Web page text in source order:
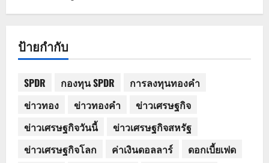
ป้ายกำกับ
SPDR กองทุน SPDR
การลงทุนทองคำ
ข่าวทอง
ข่าวทองคำ
ข่าวเศรษฐกิจ
ข่าวเศรษฐกิจวันนี้
ข่าวเศรษฐกิจสหรัฐ
ข่าวเศรษฐกิจโลก
ค่าเงินดอลลาร์
ดอกเบี้ยเฟด